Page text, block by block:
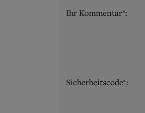
Ihr Kommentar*:
Sicherheitscode*: